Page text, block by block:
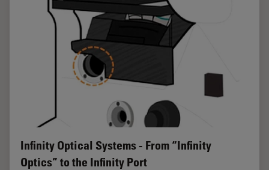
Infinity Optical Systems - From “Infinity
Optics” to the Infinity Port